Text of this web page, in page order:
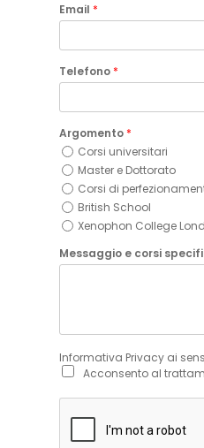
Email *
Telefono *
Argomento *
Corsi universitari
Master e Dottorato
Corsi di
British School
Xenophon College
Messaggio e corsi
Informativa Privacy ai
Acconsento al